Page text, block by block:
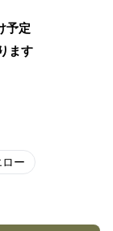
予定
ます
ロー